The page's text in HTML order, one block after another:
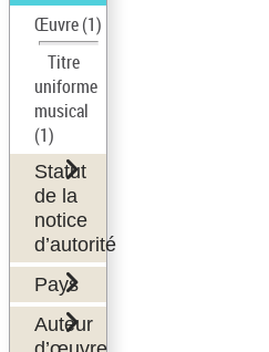
Œuvre(1)
Titre
uniforme
musical
(1)
Statut
de la
notice
d’autorité
Pays
Auteur